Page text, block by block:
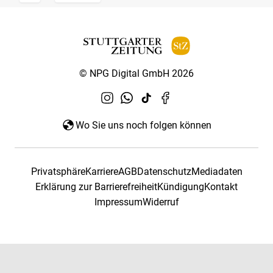
© NPG Digital GmbH 2026
Wo Sie uns noch folgen können
PrivatsphäreKarriereAGBDatenschutzMediadaten
Erklärung zur BarrierefreiheitKündigungKontakt
ImpressumWiderruf